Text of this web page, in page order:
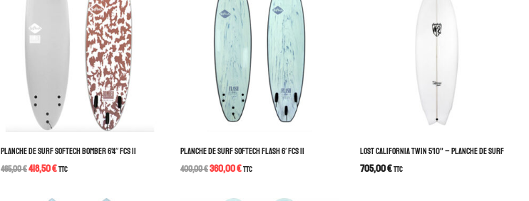
PLANCHE DE SURF SOFTECH BOMBER 6’4″ FCS II
465,00€418,50€TTC
PLANCHE DE SURF SOFTECH FLASH 6′ FCS II
400,00€360,00€TTC
LOST CALIFORNIA TWIN 5’10” – PLANCHE DE SURF
705,00€TTC